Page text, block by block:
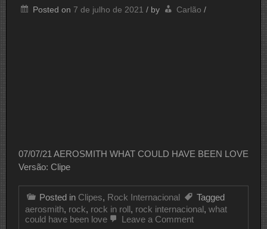
Posted on 7 de julho de 2021 / by Carlão /
07/07/21 AEROSMITH WHAT COULD HAVE BEEN LOVE
Versão: Clipe
Posted in Clipes, Rock Internacional
Tagged
aerosmith, rock, rock in roll, rock internacional, what
could have been love
Leave a Commenton